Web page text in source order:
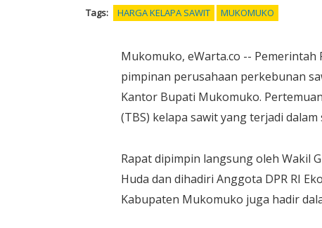
Tags HARGA KELAPA SAWIT MUKOMUKO
Mukomuko, eWarta.co --
pimpinan perusahaan perkebunan
Kantor Bupati Mukomuko.
(TBS) kelapa sawit yang terjadi
Rapat dipimpin langsung oleh Wakil
Huda dan dihadiri Anggota DPR RI
Kabupaten Mukomuko juga hadir